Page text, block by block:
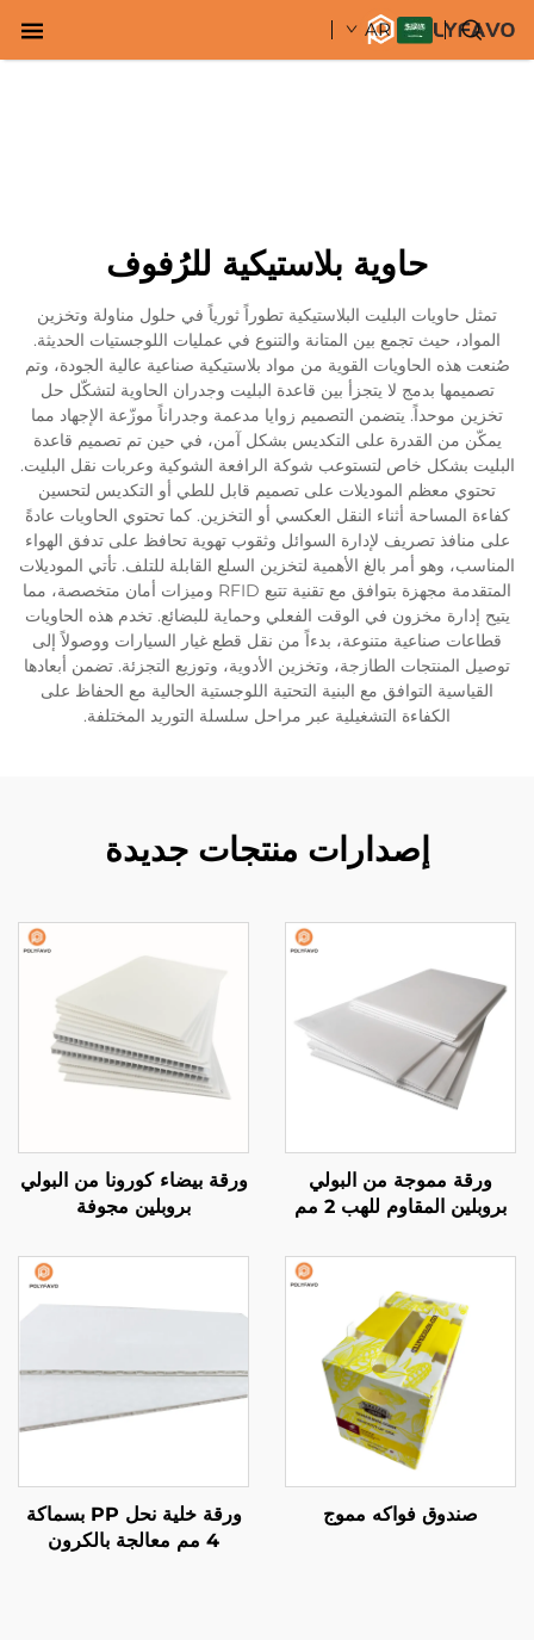
AR
حاوية بلاستيكية للرُفوف
تمثل حاويات البليت البلاستيكية تطوراً ثورياً في حلول مناولة وتخزين
المواد، حيث تجمع بين المتانة والتنوع في عمليات اللوجستيات الحديثة.
صُنعت هذه الحاويات القوية من مواد بلاستيكية صناعية عالية الجودة، وتم
تصميمها بدمج لا يتجزأ بين قاعدة البليت وجدران الحاوية لتشكّل حل
تخزين موحداً. يتضمن التصميم زوايا مدعمة وجدراناً موزّعة الإجهاد مما
يمكّن من القدرة على التكديس بشكل آمن، في حين تم تصميم قاعدة
البليت بشكل خاص لتستوعب شوكة الرافعة الشوكية وعربات نقل البليت.
تحتوي معظم الموديلات على تصميم قابل للطي أو التكديس لتحسين
كفاءة المساحة أثناء النقل العكسي أو التخزين. كما تحتوي الحاويات عادةً
على منافذ تصريف لإدارة السوائل وثقوب تهوية تحافظ على تدفق الهواء
المناسب، وهو أمر بالغ الأهمية لتخزين السلع القابلة للتلف. تأتي الموديلات
المتقدمة مجهزة بتوافق مع تقنية تتبع RFID وميزات أمان متخصصة، مما
يتيح إدارة مخزون في الوقت الفعلي وحماية للبضائع. تخدم هذه الحاويات
قطاعات صناعية متنوعة، بدءاً من نقل قطع غيار السيارات ووصولاً إلى
توصيل المنتجات الطازجة، وتخزين الأدوية، وتوزيع التجزئة. تضمن أبعادها
القياسية التوافق مع البنية التحتية اللوجستية الحالية مع الحفاظ على
الكفاءة التشغيلية عبر مراحل سلسلة التوريد المختلفة.
إصدارات منتجات جديدة
ورقة مموجة من البولي
بروبلين المقاوم للهب 2 مم
ورقة بيضاء كورونا من البولي
بروبلين مجوفة
صندوق فواكه مموج
ورقة خلية نحل PP بسماكة
4 مم معالجة بالكرون